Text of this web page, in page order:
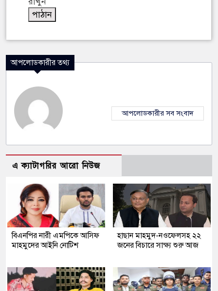
আপলোডকারীর তথ্য
আপলোডকারীর সব সংবাদ
এ ক্যাটাগরির আরো নিউজ
বিএনপির নারী এমপিকে আসিফ
মাহমুদের আইনি নোটিশ
হাছান মাহমুদ-নওফেলসহ ২২
জনের বিচারে সাক্ষ্য শুরু আজ